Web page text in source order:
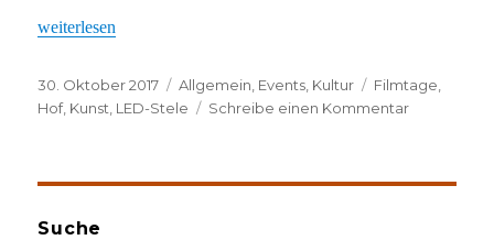
„Alles auf Anfang“
weiterlesen
Veröffentlicht
am
30. Oktober 2017 Kategorien
Allgemein Events Kultur Schlagwörter
Filmtage
Hof, Kunst LED-Stele Schreibe einen Kommentarzu
Suche